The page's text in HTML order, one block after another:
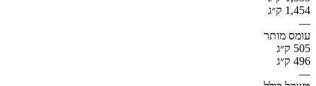
1,454 ק״ג
—
עומס מותר
505 ק״ג
496 ק״ג
—